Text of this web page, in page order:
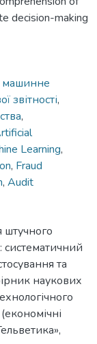
decision-making
машинне
звітності,
,
Learning,
, Fraud
, Audit
штучного
систематичний
та
наукових